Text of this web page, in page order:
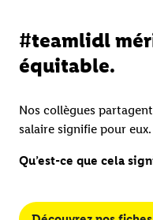
#teamlidl
équitable.
Nos collègues
salaire signifie pour eux.
Qu’est-ce que cela